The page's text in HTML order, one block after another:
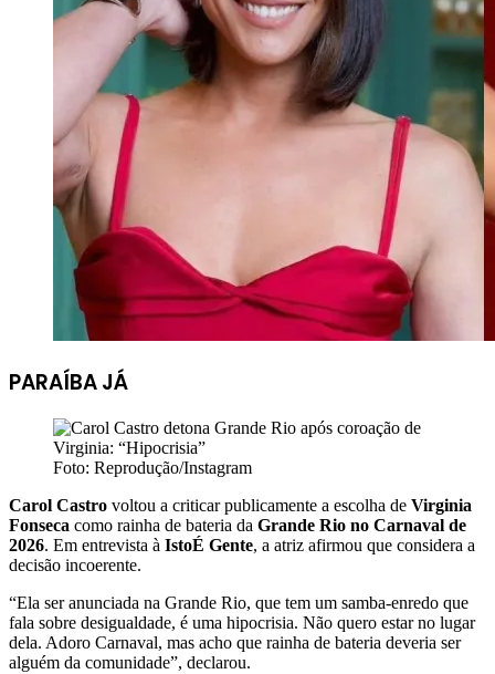
PARAÍBA JÁ
Foto: Reprodução/Instagram
Carol Castro voltou a criticar publicamente a escolha de Virginia
Fonseca como rainha de bateria da Grande Rio no Carnaval de
2026. Em entrevista à IstoÉ Gente, a atriz afirmou que considera a
decisão incoerente.
“Ela ser anunciada na Grande Rio, que tem um samba-enredo que
fala sobre desigualdade, é uma hipocrisia. Não quero estar no lugar
dela. Adoro Carnaval, mas acho que rainha de bateria deveria ser
alguém da comunidade”, declarou.